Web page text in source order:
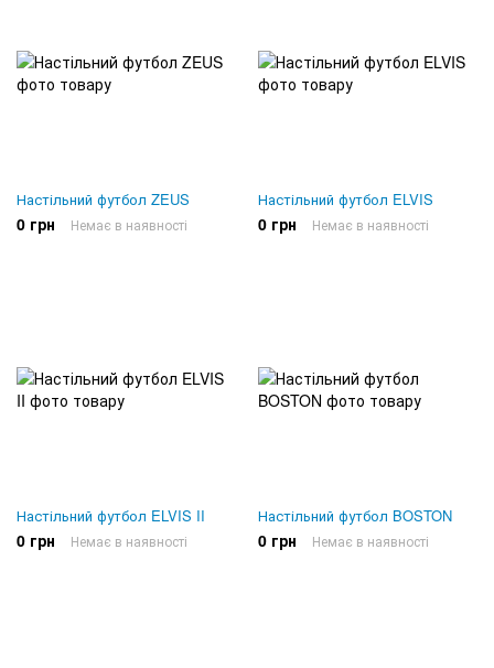
Настільний футбол ZEUS
0 грн Немає в наявності
Настільний футбол ELVIS
0 грн Немає в наявності
Настільний футбол ELVIS II
0 грн Немає в наявності
Настільний футбол BOSTON
0 грн Немає в наявності